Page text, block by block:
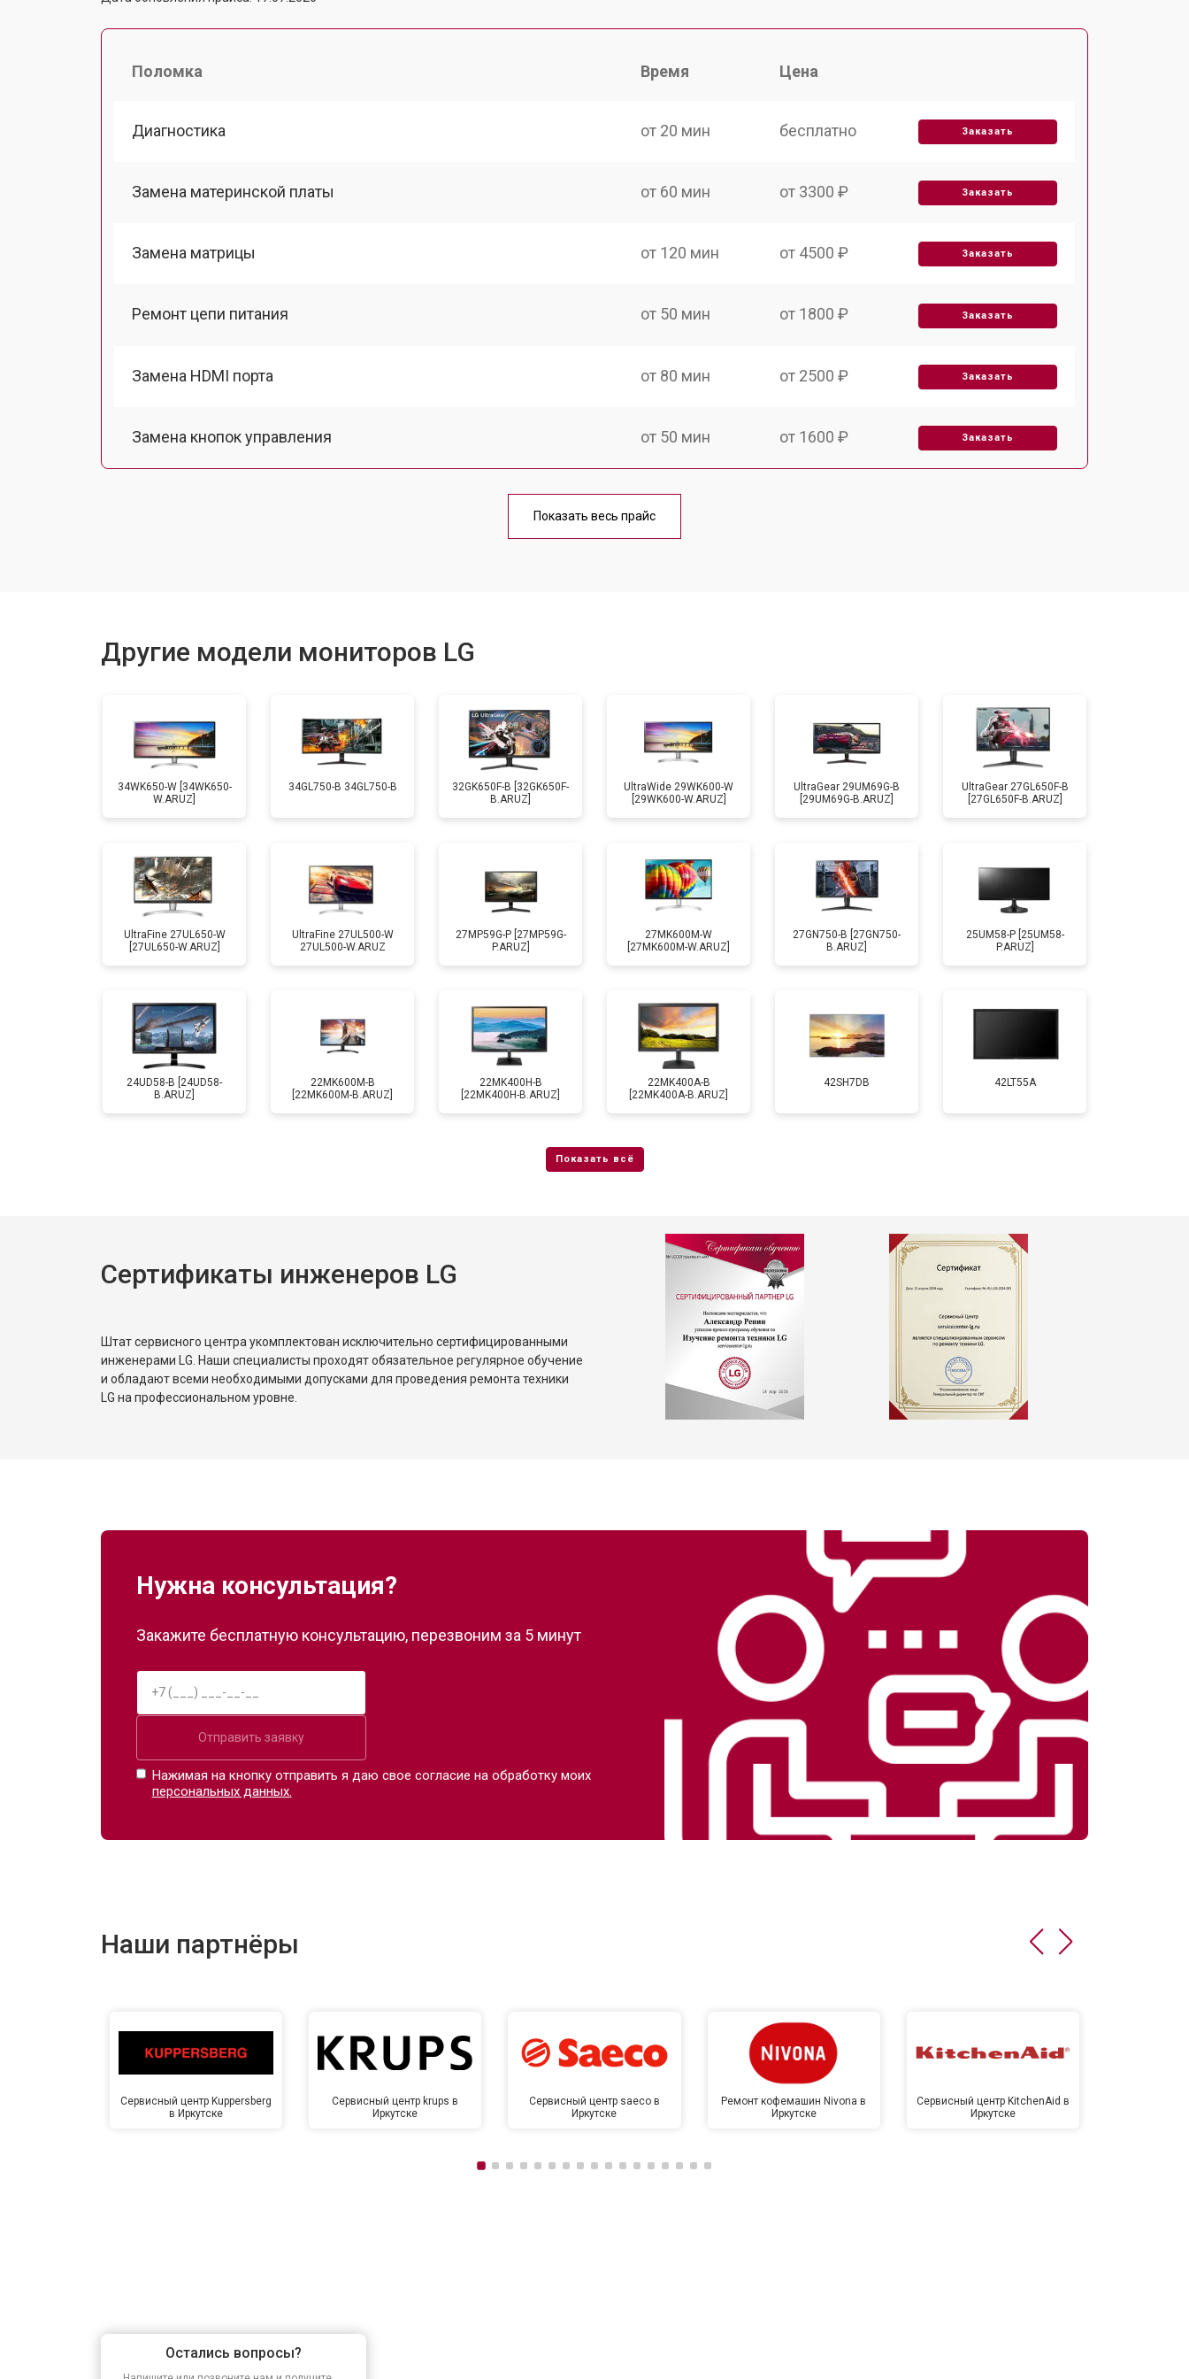
Поломка Время Цена
Диагностика от 20 мин бесплатно Заказать
Замена материнской платы от 60 мин от 3300 ₽ Заказать
Замена матрицы от 120 мин от 4500 ₽ Заказать
Ремонт цепи питания от 50 мин от 1800 ₽ Заказать
Замена HDMI порта от 80 мин от 2500 ₽ Заказать
Замена кнопок управления от 50 мин от 1600 ₽ Заказать
от 80 мин
Показать весь прайс
Другие модели мониторов LG
34WK650-W [34WK650-
W.ARUZ]
34GL750-B 34GL750-B
32GK650F-B [32GK650F-
B.ARUZ]
UltraWide 29WK600-W
[29WK600-W.ARUZ]
UltraGear 29UM69G-B
[29UM69G-B.ARUZ]
UltraGear 27GL650F-B
[27GL650F-B.ARUZ]
UltraFine 27UL650-W
[27UL650-W.ARUZ]
UltraFine 27UL500-W
27UL500-W.ARUZ
27MP59G-P [27MP59G-
P.ARUZ]
27MK600M-W
[27MK600M-W.ARUZ]
27GN750-B [27GN750-
B.ARUZ]
25UM58-P [25UM58-
P.ARUZ]
24UD58-B [24UD58-
B.ARUZ]
22MK600M-B
[22MK600M-B.ARUZ]
22MK400H-B
[22MK400H-B.ARUZ]
22MK400A-B
[22MK400A-B.ARUZ]
42SH7DB 42LT55A
Сертификаты инженеров LG
Штат сервисного центра укомплектован исключительно сертифицированными
инженерами LG. Наши специалисты проходят обязательное регулярное обучение
и обладают всеми необходимыми допусками для проведения ремонта техники
LG на профессиональном уровне.
Нужна консультация?
Закажите бесплатную консультацию, перезвоним за 5 минут
Отправить заявку
Нажимая на кнопку отправить я даю свое согласие на обработку моих
персональных данных.
Наши партнёры
Сервисный центр Kuppersberg
в Иркутске
Сервисный центр krups в
Иркутске
Сервисный центр saeco в
Иркутске
Ремонт кофемашин Nivona в
Иркутске
Сервисный центр KitchenAid в
Иркутске
Остались вопросы?